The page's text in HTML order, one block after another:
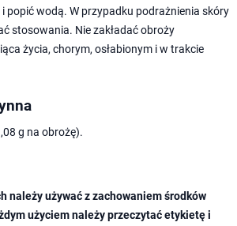
popić wodą. W przypadku podrażnienia skóry
stosowania. Nie zakładać obroży
życia, chorym, osłabionym i w trakcie
g na obrożę).
należy używać z zachowaniem środków
użyciem należy przeczytać etykietę i